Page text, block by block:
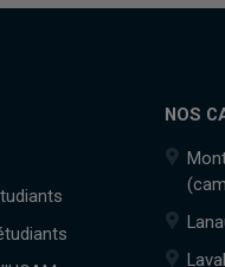
NOS
Laval